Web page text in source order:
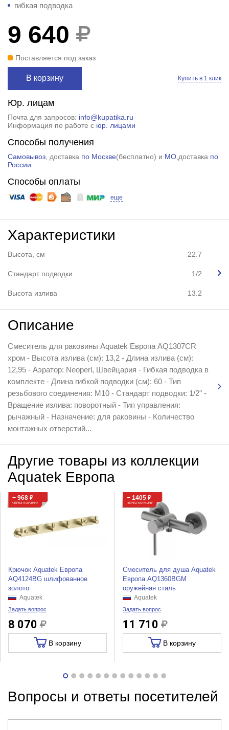
гибкая подводка
9 640
Поставляется под заказ
В корзину Купить в 1 клик
Юр. лицам
Почта для запросов: info@kupatika.ru
Информация по работе с юр. лицами
Способы получения
Самовывоз, доставка по Москве(бесплатно) и МО,доставка по
России
Способы оплаты
еще
Характеристики
Высота, см 22.7
Стандарт подводки 1/2
Высота излива 13.2
Описание
Смеситель для раковины Aquatek Европа AQ1307CR
хром - Высота излива (см): 13,2 - Длина излива (см):
12,95 - Аэратор: Neoperl, Швейцария - Гибкая подводка в
комплекте - Длина гибкой подводки (см): 60 - Тип
резьбового соединения: M10 - Стандарт подводки: 1/2" -
Вращение излива: поворотный - Тип управления:
рычажный - Назначение: для раковины - Количество
монтажных отверстий...
Другие товары из коллекции
Aquatek Европа
− 968 ₽
ЧЕРЕЗ КОРЗИНУ
Крючок Aquatek Европа
AQ4124BG шлифованное
золото
Aquatek
Задать вопрос
8 070
В корзину
− 1405 ₽
ЧЕРЕЗ КОРЗИНУ
Смеситель для душа Aquatek
Европа AQ1360BGM
оружейная сталь
Aquatek
Задать вопрос
11 710
В корзину
Вопросы и ответы посетителей